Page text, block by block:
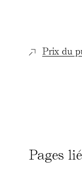
Prix du
Pages